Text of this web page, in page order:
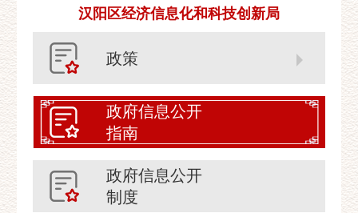
汉阳区经济信息化和科技创新局
政策
政府信息公开
指南
政府信息公开
制度